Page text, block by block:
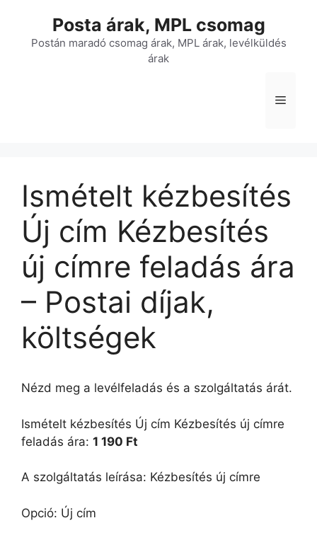
tartalomba
Posta árak, MPL csomag
Postán maradó csomag árak, MPL árak, levélküldés
árak
Menü
Ismételt kézbesítés
Új cím Kézbesítés
új címre feladás ára
– Postai díjak,
költségek
Nézd meg a levélfeladás és a szolgáltatás árát.
Ismételt kézbesítés Új cím Kézbesítés új címre
feladás ára: 1 190 Ft
A szolgáltatás leírása: Kézbesítés új címre
Opció: Új cím